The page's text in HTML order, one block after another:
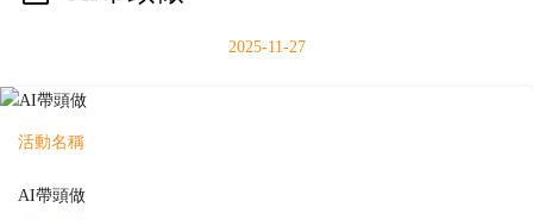
2025-11-27
活動名稱
AI帶頭做